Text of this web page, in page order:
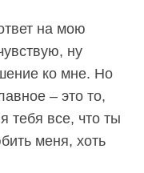
на мою
ну
ко мне. Но
– это то,
тебя все, что ты
меня, хоть